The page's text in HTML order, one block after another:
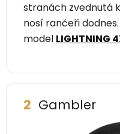
stranách zvednutá
nosí rančeři
model LIGHTNING
2 Gambler